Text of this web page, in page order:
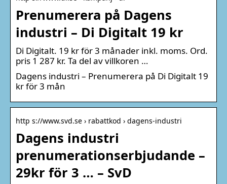
Prenumerera på Dagens
industri – Di Digitalt 19 kr
Di Digitalt. 19 kr för 3 månader inkl. moms. Ord.
pris 1 287 kr. Ta del av villkoren …
Dagens industri – Prenumerera på Di Digitalt 19
kr för 3 mån
http s://www.svd.se › rabattkod › dagens-industri
Dagens industri
prenumerationserbjudande –
29kr för 3 … – SvD